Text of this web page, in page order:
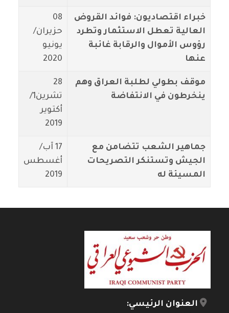
خبراء اقتصاديون: فوائد القروض
العالية تعطل الاستثمار وتطرد
رؤوس الأموال والرقابة غائبة
عنها
08
حزيران/
يونيو
2020
موقف بطولي لطلبة العراق وهم
ينخرطون في الانتفاضة
28
تشرين1/
أكتوير
2019
جماهير الشعب تتضامن مع
الجيش وتستنكر التصريحات
المسيئة له
17 آب/
أغسطس
2019
العنوان الرئيسي: